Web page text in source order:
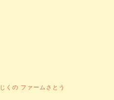
くの ファームさとう